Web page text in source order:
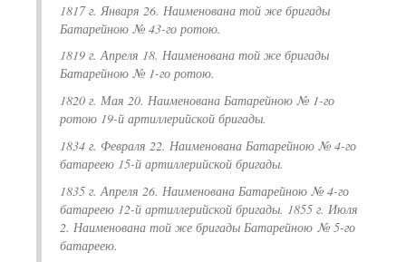
1817 г. Января 26. Наименована той же бригады
Батарейною № 43-го ротою.
1819 г. Апреля 18. Наименована той же бригады
Батарейною № 1-го ротою.
1820 г. Мая 20. Наименована Батарейною № 1-го
ротою 19-й артиллерийской бригады.
1834 г. Февраля 22. Наименована Батарейною № 4-го
батареею 15-й артиллерийской бригады.
1835 г. Апреля 26. Наименована Батарейною № 4-го
батареею 12-й артиллерийской бригады. 1855 г. Июля
2. Наименована той же бригады Батарейною № 5-го
батареею.